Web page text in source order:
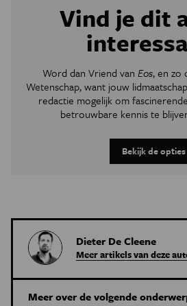
Vind je dit
Word dan Vriend van Eos, en zo
Wetenschap, want jouw
redactie mogelijk om
betrouwbare kennis te
Bekijk de opties
Dieter De Cleene
Meer artikels van deze
Meer over de volgende